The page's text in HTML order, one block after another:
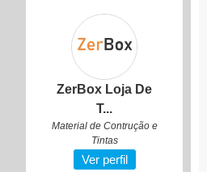
ZerBox Loja De
T...
Material de Contrução e
Tintas
Ver perfil